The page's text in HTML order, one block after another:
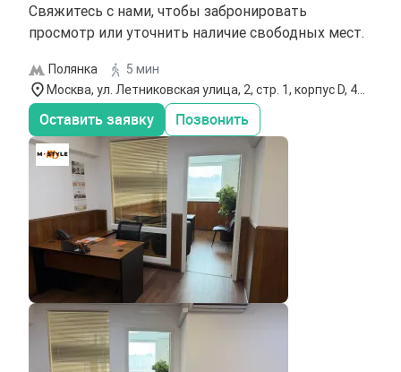
Свяжитесь с нами, чтобы забронировать
просмотр или уточнить наличие свободных мест.
Полянка
5 мин
Москва, ул. Летниковская улица, 2, стр. 1, корпус D, 4
этаж
Оставить заявку Позвонить